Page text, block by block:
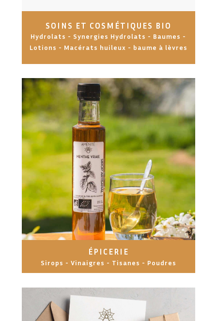
SOINS ET COSMÉTIQUES BIO
Hydrolats - Synergies Hydrolats - Baumes -
Lotions - Macérats huileux - baume à lèvres
ÉPICERIE
Sirops - Vinaigres - Tisanes - Poudres